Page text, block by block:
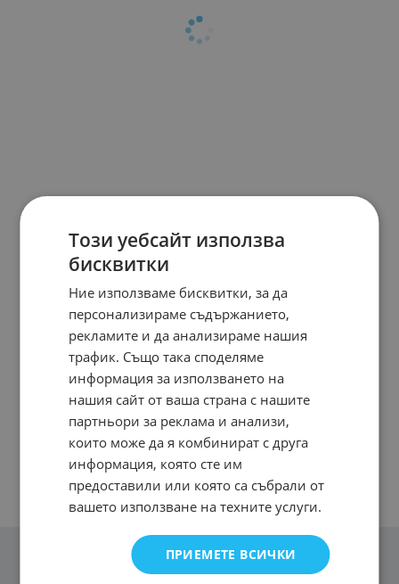
Този уебсайт използва
бисквитки
Ние използваме бисквитки, за да
персонализираме съдържанието,
рекламите и да анализираме нашия
трафик. Също така споделяме
информация за използването на
нашия сайт от ваша страна с нашите
партньори за реклама и анализи,
които може да я комбинират с друга
информация, която сте им
предоставили или която са събрали от
вашето използване на техните услуги.
ПРИЕМЕТЕ ВСИЧКИ